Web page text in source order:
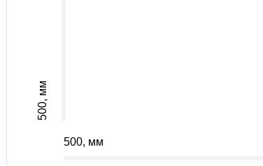
500
500